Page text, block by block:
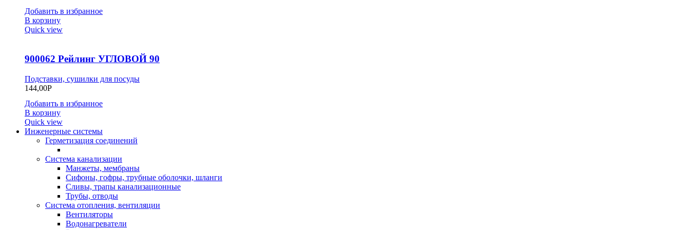
Добавить в избранное
В корзину
Quick view
900062 Рейлинг УГЛОВОЙ 90
Подставки, сушилки для посуды
144,00Р
Добавить в избранное
В корзину
Quick view
Инженерные системы
Герметизация соединений
Система канализации
Манжеты, мембраны
Сифоны, гофры, трубные оболочки, шланги
Сливы, трапы канализационные
Трубы, отводы
Система отопления, вентиляции
Вентиляторы
Водонагреватели